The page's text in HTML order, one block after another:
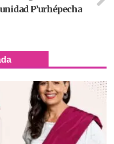
P’urhépecha